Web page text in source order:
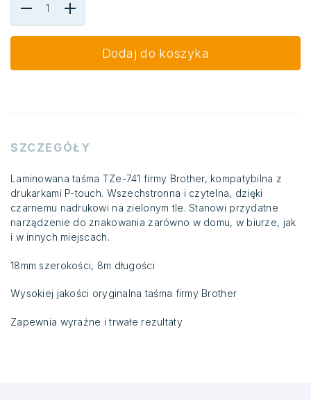
Dodaj do koszyka
SZCZEGÓŁY
Laminowana taśma TZe-741 firmy Brother, kompatybilna z
drukarkami P-touch. Wszechstronna i czytelna, dzięki
czarnemu nadrukowi na zielonym tle. Stanowi przydatne
narządzenie do znakowania zarówno w domu, w biurze, jak
i w innych miejscach.
18mm szerokości, 8m długości
Wysokiej jakości oryginalna taśma firmy Brother
Zapewnia wyraźne i trwałe rezultaty